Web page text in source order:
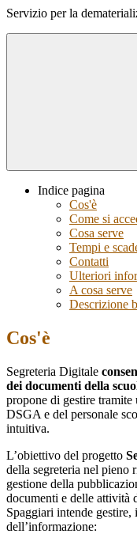
Servizio per la
Indice pagina
Cos'è
Come si
Cosa serve
Tempi e
Contatti
Ulteriori
A cosa serve
Descrizione
Cos'è
Segreteria Digitale
dei documenti della
propone di gestire
DSGA e del personale
intuitiva.
L’obiettivo del progetto
della segreteria nel pieno
gestione della
documenti e delle attività
Spaggiari intende
dell’informazione: